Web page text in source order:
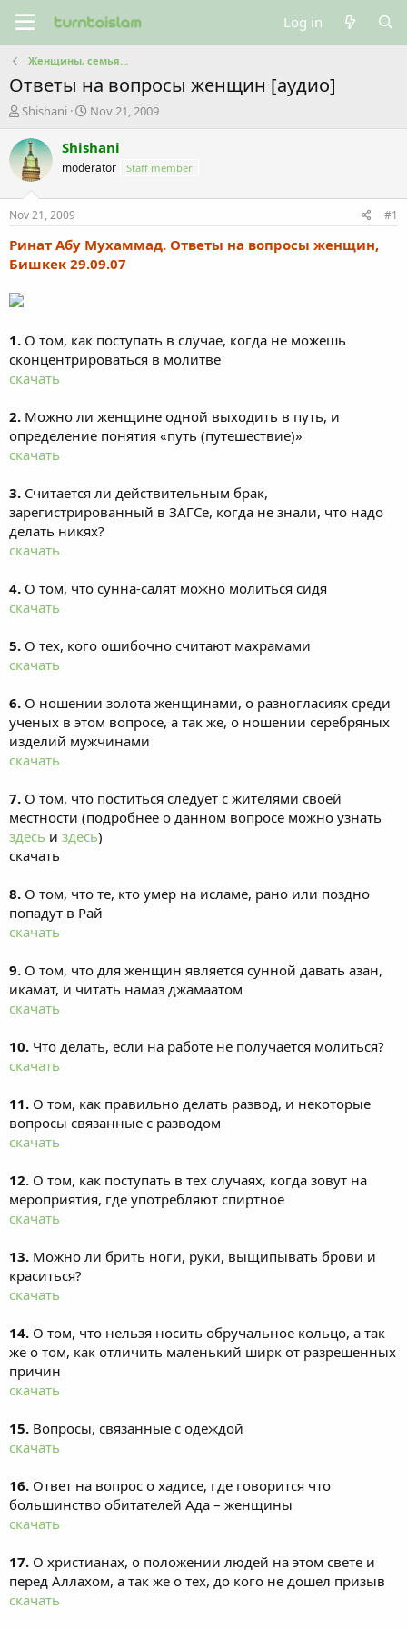
Log in
Женщины, семья...
Ответы на вопросы женщин [аудио]
T
r
e
a
t
a
t
r
Shishani
S
a
t
e
Nov 21, 2009
Shishani
moderator Staff member
Nov 21, 2009 #1
Ринат Абу Мухаммад. Ответы на вопросы женщин,
Бишкек 29.09.07
1. О том, как поступать в случае, когда не можешь
сконцентрироваться в молитве
скачать
2. Можно ли женщине одной выходить в путь, и
определение понятия «путь (путешествие)»
скачать
3. Считается ли действительным брак,
зарегистрированный в ЗАГСе, когда не знали, что надо
делать никях?
скачать
4. О том, что сунна-салят можно молиться сидя
скачать
5. О тех, кого ошибочно считают махрамами
скачать
6. О ношении золота женщинами, о разногласиях среди
ученых в этом вопросе, а так же, о ношении серебряных
изделий мужчинами
скачать
7. О том, что поститься следует с жителями своей
местности (подробнее о данном вопросе можно узнать
здесь и здесь)
скачать
8. О том, что те, кто умер на исламе, рано или поздно
попадут в Рай
скачать
9. О том, что для женщин является сунной давать азан,
икамат, и читать намаз джамаатом
скачать
10. Что делать, если на работе не получается молиться?
скачать
11. О том, как правильно делать развод, и некоторые
вопросы связанные с разводом
скачать
12. О том, как поступать в тех случаях, когда зовут на
мероприятия, где употребляют спиртное
скачать
13. Можно ли брить ноги, руки, выщипывать брови и
краситься?
скачать
14. О том, что нельзя носить обручальное кольцо, а так
же о том, как отличить маленький ширк от разрешенных
причин
скачать
15. Вопросы, связанные с одеждой
скачать
16. Ответ на вопрос о хадисе, где говорится что
большинство обитателей Ада – женщины
скачать
17. О христианах, о положении людей на этом свете и
перед Аллахом, а так же о тех, до кого не дошел призыв
скачать